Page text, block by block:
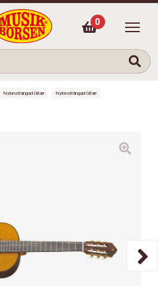
0
Nylonsträngad Gitarr Nylonsträngad Gitarr